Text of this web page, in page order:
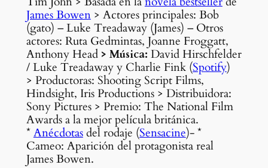
James Bowen> Actores principales: Bob
(gato) – Luke Treadaway (James) – Otros
actores: Ruta Gedmintas, Joanne Froggatt,
Anthony Head> Música: David Hirschfelder
/ Luke Treadaway y Charlie Fink (Spotify)
> Productoras: Shooting Script Films,
Hindsight, Iris Productions > Distribuidora:
Sony Pictures > Premio: The National Film
Awards a la mejor película británica.
*Anécdotasdel rodaje (Sensacine)- *
Cameo: Aparición del protagonista real
James Bowen.